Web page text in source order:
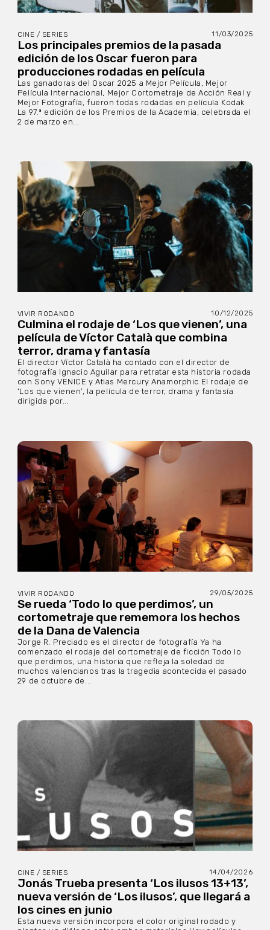
CINE / SERIES 11/03/2025
Los principales premios de la pasada
edición de los Oscar fueron para
producciones rodadas en película
Las ganadoras del Oscar 2025 a Mejor Película, Mejor
Película Internacional, Mejor Cortometraje de Acción Real y
Mejor Fotografía, fueron todas rodadas en película Kodak
La 97.ª edición de los Premios de la Academia, celebrada el
2 de marzo en...
VIVIR RODANDO 10/12/2025
Culmina el rodaje de ‘Los que vienen’, una
película de Víctor Català que combina
terror, drama y fantasía
El director Víctor Català ha contado con el director de
fotografía Ignacio Aguilar para retratar esta historia rodada
con Sony VENICE y Atlas Mercury Anamorphic El rodaje de
‘Los que vienen’, la película de terror, drama y fantasía
dirigida por...
VIVIR RODANDO 29/05/2025
Se rueda ‘Todo lo que perdimos’, un
cortometraje que rememora los hechos
de la Dana de Valencia
Jorge R. Preciado es el director de fotografía Ya ha
comenzado el rodaje del cortometraje de ficción Todo lo
que perdimos, una historia que refleja la soledad de
muchos valencianos tras la tragedia acontecida el pasado
29 de octubre de...
CINE / SERIES 14/04/2026
Jonás Trueba presenta ‘Los ilusos 13+13’,
nueva versión de ‘Los ilusos’, que llegará a
los cines en junio
Esta nueva versión incorpora el color original rodado y